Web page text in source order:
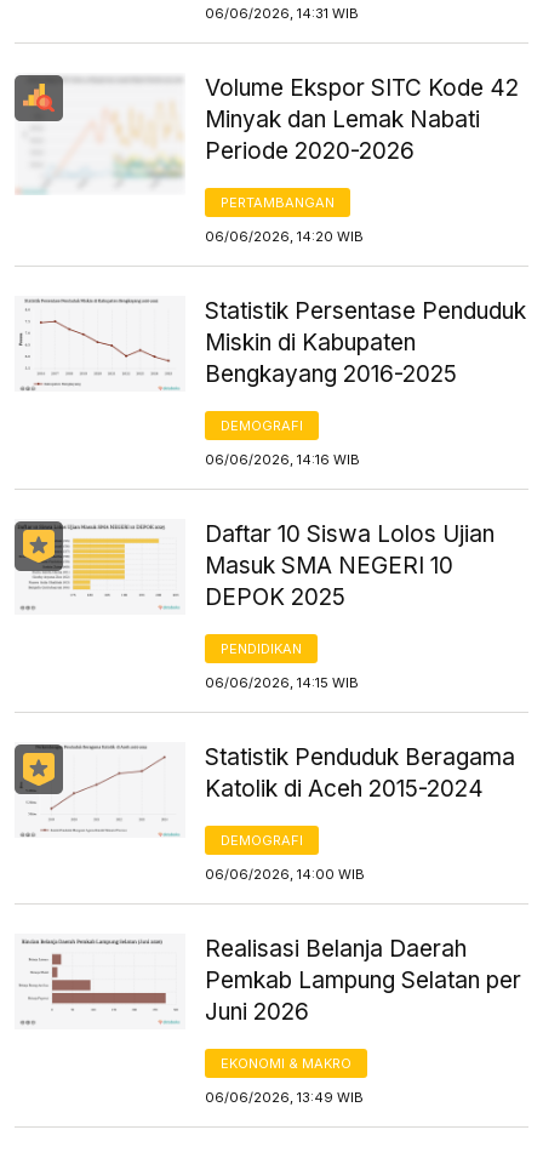
06/06/2026, 14:31 WIB
Volume Ekspor SITC Kode 42
Minyak dan Lemak Nabati
Periode 2020-2026
PERTAMBANGAN
06/06/2026, 14:20 WIB
Statistik Persentase Penduduk
Miskin di Kabupaten
Bengkayang 2016-2025
DEMOGRAFI
06/06/2026, 14:16 WIB
Daftar 10 Siswa Lolos Ujian
Masuk SMA NEGERI 10
DEPOK 2025
PENDIDIKAN
06/06/2026, 14:15 WIB
Statistik Penduduk Beragama
Katolik di Aceh 2015-2024
DEMOGRAFI
06/06/2026, 14:00 WIB
Realisasi Belanja Daerah
Pemkab Lampung Selatan per
Juni 2026
EKONOMI & MAKRO
06/06/2026, 13:49 WIB